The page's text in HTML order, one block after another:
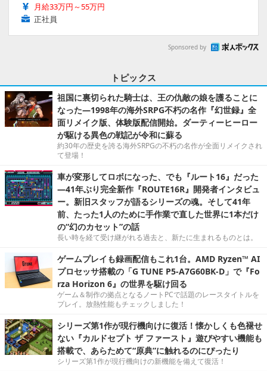
月給33万円～55万円
正社員
Sponsored by
トピックス
祖国に裏切られた騎士は、王の仇敵の娘を護ることに
なった―1998年の海外SRPG不朽の名作『幻世録』全
面リメイク版、体験版配信開始。ダーティーヒーロー
が駆ける異色の戦記が令和に蘇る
約30年の歴史を誇る海外SRPGの不朽の名作が全面リメイクされ
て登場！
車が変形してロボになった、でも『ルート16』だった
―41年ぶり完全新作『ROUTE16R』開発者インタビュ
ー。新旧スタッフが語るシリーズの魂。そして41年
前、たった1人のために手作業で直した世界に1本だけ
の“幻のカセット”の話
長い時を経て受け継がれる過去と、新たに生まれるものとは。
ゲームプレイも録画配信もこれ1台。AMD Ryzen™ AI
プロセッサ搭載の「G TUNE P5-A7G60BK-D」で『Fo
rza Horizon 6』の世界を駆け回る
ゲーム＆制作の拠点となるノートPCで話題のレースタイトルを
プレイ。放熱性能もチェックしました！
シリーズ第1作が現行機向けに復活！懐かしくも色褪せ
ない『カルドセプト ザ ファースト』遊びやすい機能も
搭載で、あらためて“原典”に触れるのにぴったり
シリーズ第1作が現行機向けの新機能を備えて復活！